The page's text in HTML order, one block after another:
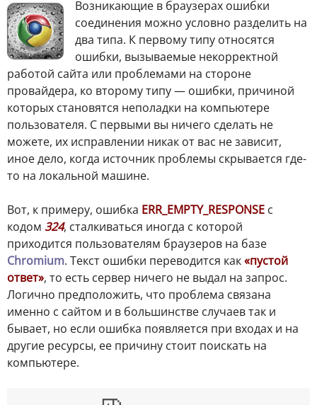
Возникающие в браузерах ошибки
соединения можно условно разделить на
два типа. К первому типу относятся
ошибки, вызываемые некорректной
работой сайта или проблемами на стороне
провайдера, ко второму типу — ошибки, причиной
которых становятся неполадки на компьютере
пользователя. С первыми вы ничего сделать не
можете, их исправлении никак от вас не зависит,
иное дело, когда источник проблемы скрывается где-
то на локальной машине.
Вот, к примеру, ошибка ERR_EMPTY_RESPONSE с
кодом 324, сталкиваться иногда с которой
приходится пользователям браузеров на базе
Chromium. Текст ошибки переводится как«пустой
ответ», то есть сервер ничего не выдал на запрос.
Логично предположить, что проблема связана
именно с сайтом и в большинстве случаев так и
бывает, но если ошибка появляется при входах и на
другие ресурсы, ее причину стоит поискать на
компьютере.